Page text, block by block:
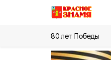
80 лет Победы